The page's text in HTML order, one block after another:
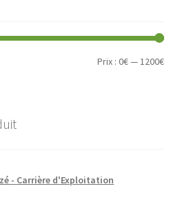
Prix
Prix
Prix :0€— 1200€
- Carrière d'Exploitation